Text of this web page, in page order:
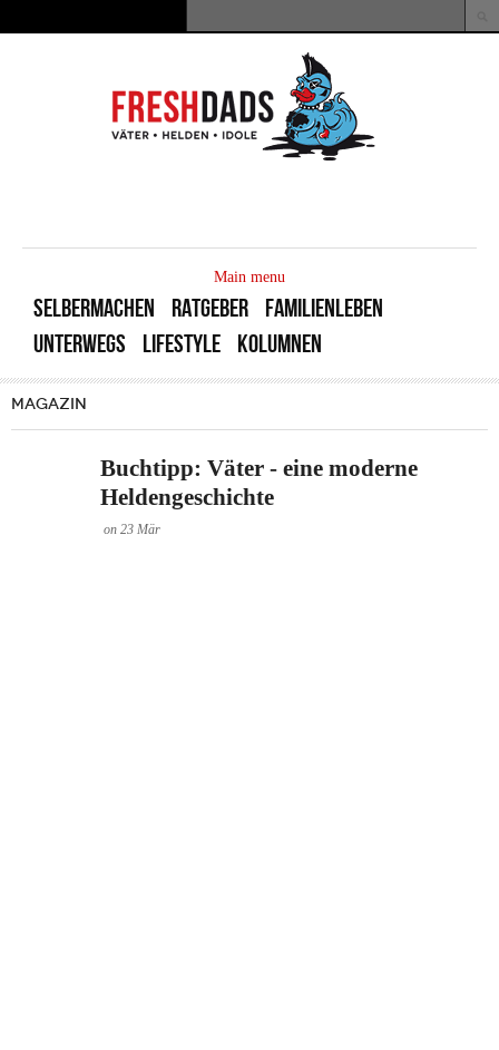
Suchformular
Main menu
SELBERMACHEN RATGEBER
FAMILIENLEBEN
UNTERWEGS
LIFESTYLE KOLUMNEN
MAGAZIN
Buchtipp: Väter - eine moderne
Heldengeschichte
on 23 Mär